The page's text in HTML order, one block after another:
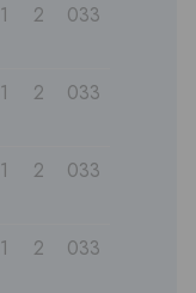
1 2 033
1 2 033
1 2 033
1 2 033